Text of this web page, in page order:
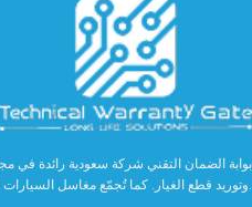
بوابة الضمان التقني شركة سعودية رائدة في
وتوريد قطع الغيار. كما تُجمّع مغاسل السيارات الآلية، وتُقدّم حلولاً مبتكرة وعالية الجودة.